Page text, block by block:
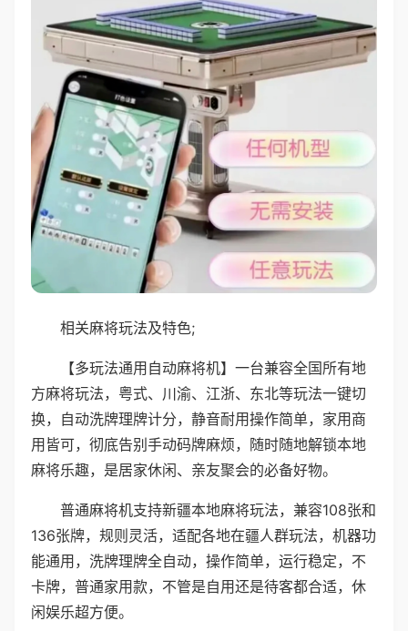
相关麻将玩法及特色;
【多玩法通用自动麻将机】一台兼容全国所有地
方麻将玩法，粤式、川渝、江浙、东北等玩法一键切
换，自动洗牌理牌计分，静音耐用操作简单，家用商
用皆可，彻底告别手动码牌麻烦，随时随地解锁本地
麻将乐趣，是居家休闲、亲友聚会的必备好物。
普通麻将机支持新疆本地麻将玩法，兼容108张和
136张牌，规则灵活，适配各地在疆人群玩法，机器功
能通用，洗牌理牌全自动，操作简单，运行稳定，不
卡牌，普通家用款，不管是自用还是待客都合适，休
闲娱乐超方便。